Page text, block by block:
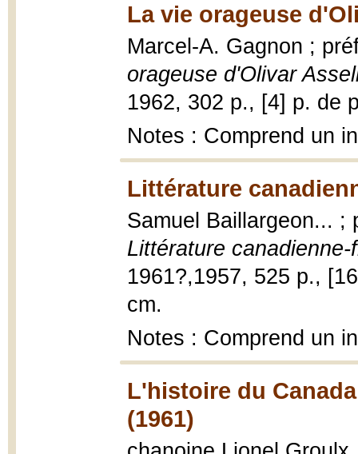
La vie orageuse
Marcel-A. Gagnon ;
orageuse d'Olivar
1962, 302 p., [4] p. de
Notes : Comprend un
Littérature
Samuel Baillargeon... ;
Littérature canadienne-
1961?,1957, 525 p.,
cm.
Notes : Comprend un
L'histoire du
(1961)